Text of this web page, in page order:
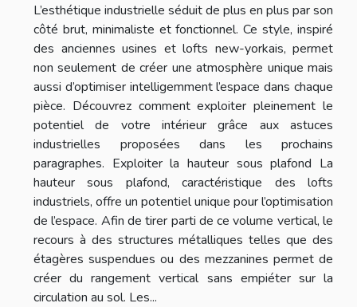
L’esthétique industrielle séduit de plus en plus par son
côté brut, minimaliste et fonctionnel. Ce style, inspiré
des anciennes usines et lofts new-yorkais, permet
non seulement de créer une atmosphère unique mais
aussi d’optimiser intelligemment l’espace dans chaque
pièce. Découvrez comment exploiter pleinement le
potentiel de votre intérieur grâce aux astuces
industrielles proposées dans les prochains
paragraphes. Exploiter la hauteur sous plafond La
hauteur sous plafond, caractéristique des lofts
industriels, offre un potentiel unique pour l’optimisation
de l’espace. Afin de tirer parti de ce volume vertical, le
recours à des structures métalliques telles que des
étagères suspendues ou des mezzanines permet de
créer du rangement vertical sans empiéter sur la
circulation au sol. Les...